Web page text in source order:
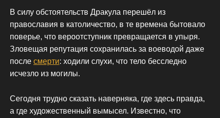
В силу обстоятельств Дракула перешёл из
православия в католичество, в те времена бытовало
поверье, что вероотступник превращается в упыря.
Зловещая репутация сохранилась за воеводой даже
после смерти: ходили слухи, что тело бесследно
исчезло из могилы.
Сегодня трудно сказать наверняка, где здесь правда,
а где художественный вымысел. Известно, что